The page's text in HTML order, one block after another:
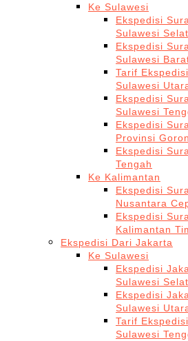
Ke Sulawesi
Ekspedisi
Sulawesi
Ekspedisi
Sulawesi
Tarif
Sulawesi
Ekspedisi
Sulawesi
Ekspedisi
Provinsi
Ekspedisi
Tengah
Ke Kalimantan
Ekspedisi
Nusantara
Ekspedisi
Kalimantan
Ekspedisi Dari Jakarta
Ke Sulawesi
Ekspedisi
Sulawesi
Ekspedisi
Sulawesi
Tarif
Sulawesi